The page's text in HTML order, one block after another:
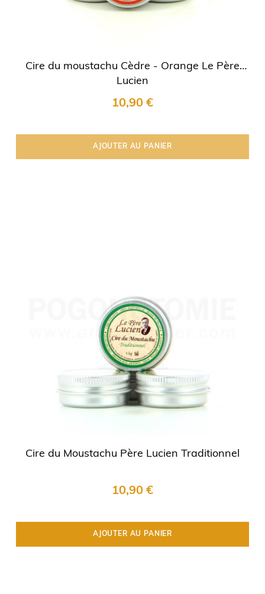
Cire du moustachu Cèdre - Orange Le Père
Lucien
10,90 €
AJOUTER AU PANIER
Cire du Moustachu Père Lucien Traditionnel
10,90 €
AJOUTER AU PANIER